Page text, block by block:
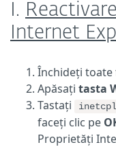
I.
Internet
Închideți toate
Apăsați tasta
Tastați
faceți clic pe
Proprietăți